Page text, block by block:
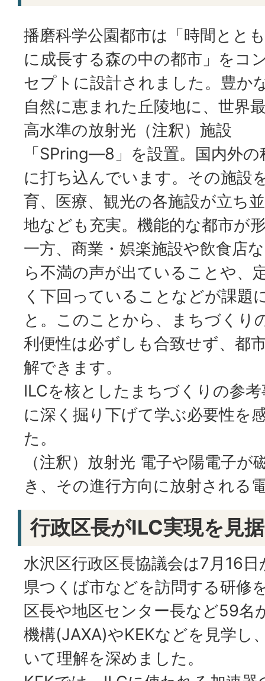
播磨科学公園都市は「時間ととも
に成長する森の中の都市」をコ
セプトに設計されました。豊か
自然に恵まれた丘陵地に、世界
高水準の放射光（注釈）施設
「SPring―8」を設置。国内外
に打ち込んでいます。その施設
育、医療、観光の各施設が立ち
地なども充実。機能的な都市が
一方、商業・娯楽施設や飲食店
ら不満の声が出ていることや、
く下回っていることなどが課題
と。このことから、まちづくり
利便性は必ずしも合致せず、都
解できます。
ILCを核としたまちづくりの参
に深く掘り下げて学ぶ必要性を
た。
（注釈）放射光 電子や陽電子
き、その進行方向に放射される
行政区長がILC実現を見
水沢区行政区長協議会は7月16
県つくば市などを訪問する研修
区長や地区センター長など59名
機構(JAXA)やKEKなどを見学し
いて理解を深めました。